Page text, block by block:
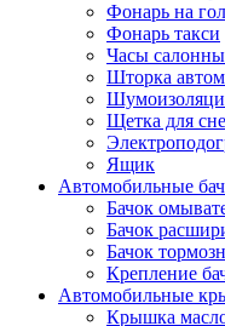
Фонарь на
Фонарь такси
Часы
Шторка
Щетка для
Ящик
Автомобильные
Бачок
Бачок
Бачок
Крепление
Автомобильные
Крышка